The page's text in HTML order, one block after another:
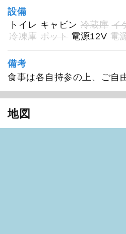
設備
トイレ キャビン 冷蔵庫 イ
冷凍庫 ポット 電源12V 電
備考
食事は各自持参の上、ご自
地図
啓福